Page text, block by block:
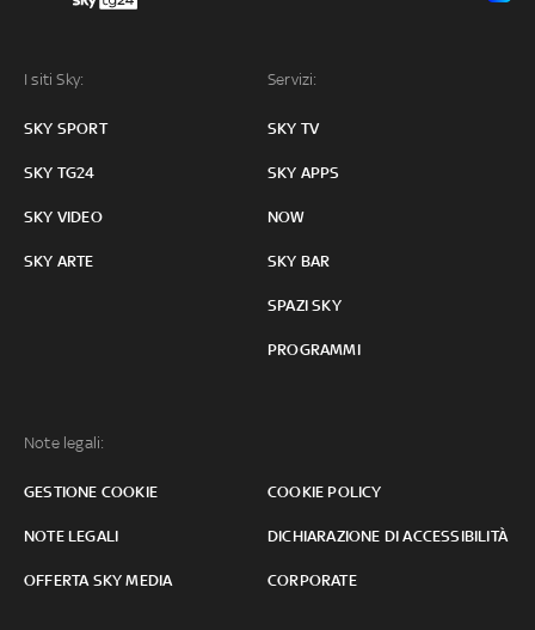
I siti Sky:
SKY SPORT
SKY TG24
SKY VIDEO
SKY ARTE
Servizi:
SKY TV
SKY APPS
NOW
SKY BAR
SPAZI SKY
PROGRAMMI
Note legali:
GESTIONE COOKIE COOKIE POLICY
NOTE LEGALI DICHIARAZIONE DI ACCESSIBILITÀ
OFFERTA SKY MEDIA CORPORATE